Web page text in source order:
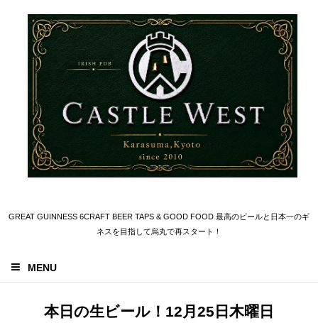
GREAT GUINNESS 6CRAFT BEER TAPS & GOOD FOOD 最高のビールと日本一のギ
ネスを目指して烏丸で再スタート！
MENU
本日の生ビール！12月25日木曜日